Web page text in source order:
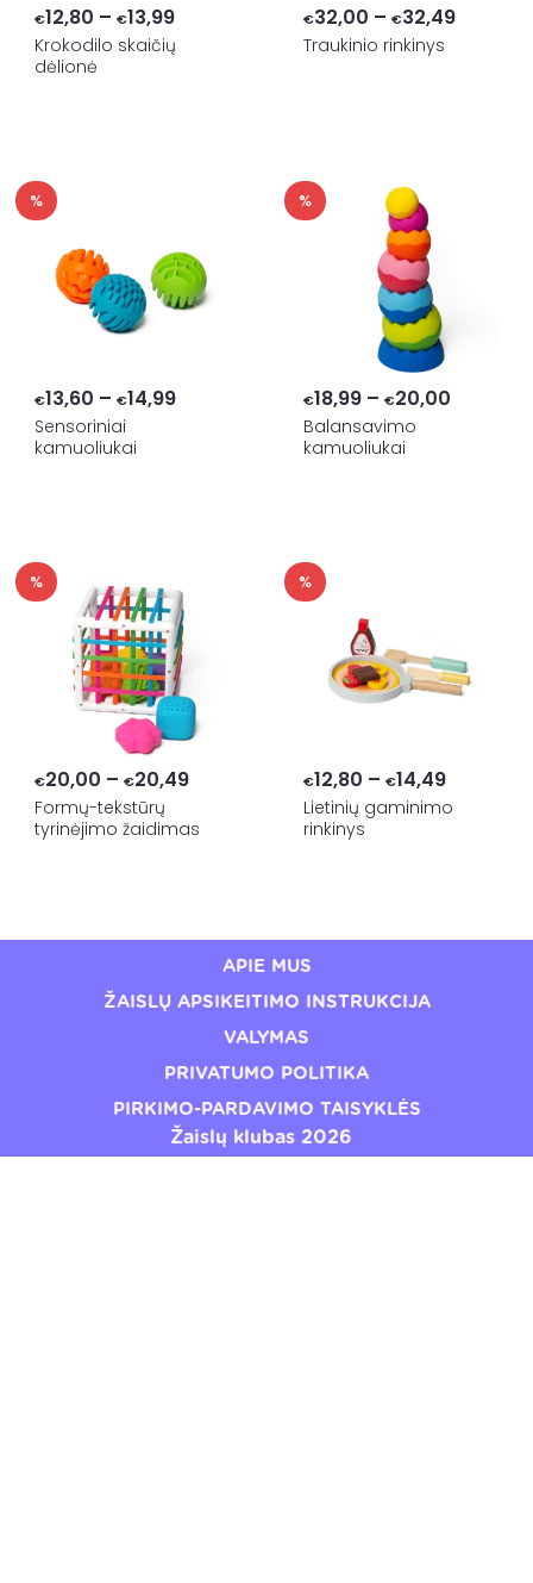
€12,80 – €13,99Price
range:
Krokodilo skaičių
dėlionė
€32,00 – €32,49Price
Traukinio rinkinys
%
€13,60 – €14,99Price
Sensoriniai
kamuoliukai
%
€18,99 – €20,00Price
Balansavimo
kamuoliukai
%
€20,00 – €20,49Price
€20,00
Formų-tekstūrų
tyrinėjimo žaidimas
%
€12,80 – €14,49Price
range:
Lietinių gaminimo
rinkinys
APIE MUS
ŽAISLŲ APSIKEITIMO INSTRUKCIJA
VALYMAS
PRIVATUMO POLITIKA
PIRKIMO-PARDAVIMO TAISYKLĖS
Žaislų klubas 2026